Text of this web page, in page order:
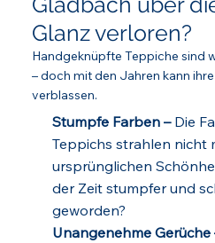
Glanz verloren?
Handgeknüpfte Teppiche sind
– doch mit den Jahren kann
verblassen.
Stumpfe Farben –Die
Teppichs strahlen nicht
ursprünglichen
der Zeit stumpfer und
geworden?
Unangenehme Gerüche